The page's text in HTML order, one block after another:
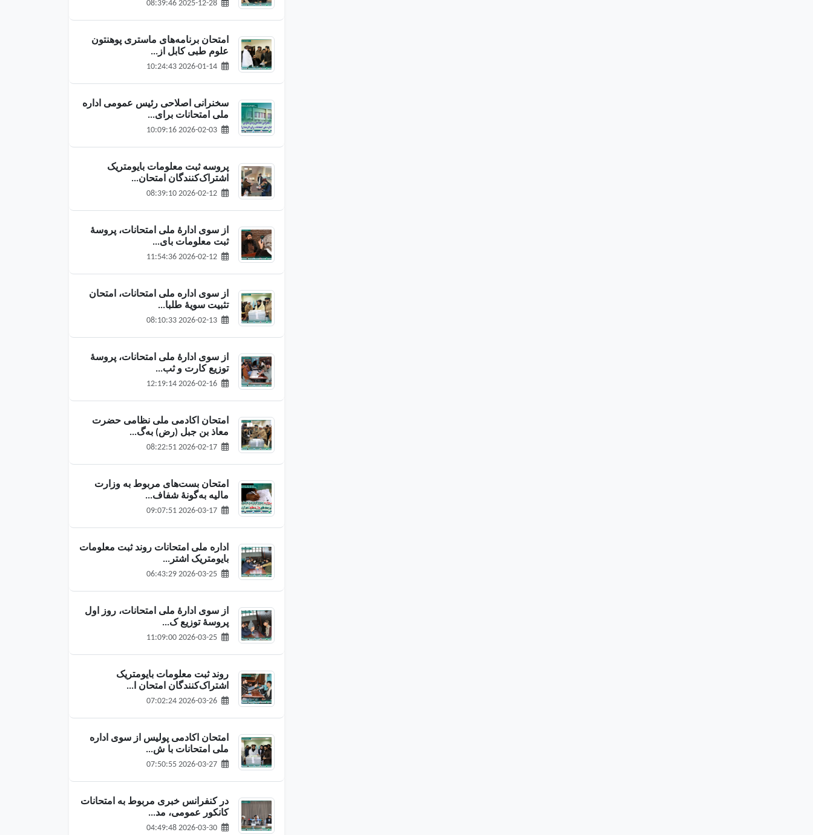
امتحان برنامه‌های ماستری پوهنتون
علوم طبی کابل از...
سخنرانی اصلاحی رئیس عمومی اداره
ملی امتحانات برای...
پروسه ثبت معلومات بایومتریک
اشتراک‌کنندگان امتحان...
از سوی ادارهٔ ملی امتحانات، پروسهٔ
ثبت معلومات بای...
از سوی اداره ملی امتحانات، امتحان
تثبیت سویهٔ طلبا...
از سوی ادارهٔ ملی امتحانات، پروسهٔ
توزیع کارت و ثب...
امتحان اکادمی ملی نظامی حضرت
معاذ بن جبل (رض) به‌گ...
امتحان بست‌های مربوط به وزارت
مالیه به‌گونهٔ شفاف...
اداره ملی امتحانات روند ثبت معلومات
بایومتریک اشتر...
از سوی ادارهٔ ملی امتحانات، روز اول
پروسهٔ توزیع ک...
روند ثبت معلومات بایومتریک
اشتراک‌کنندگان امتحان ا...
امتحان اکادمی پولیس از سوی اداره
ملی امتحانات با ش...
در کنفرانس خبری مربوط به امتحانات
کانکور عمومی، مد...